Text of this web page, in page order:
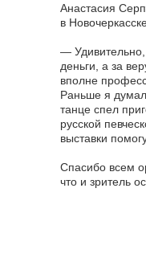
Анастасия
в
—
деньги, а за
вполне
Раньше я
танце спел
русской
выставки
Спасибо всем
что и зритель